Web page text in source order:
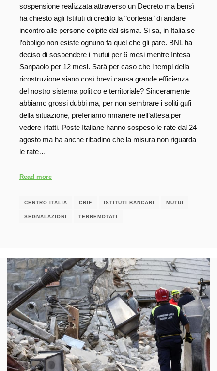
sospensione realizzata attraverso un Decreto ma bensì
ha chiesto agli Istituti di credito la “cortesia” di andare
incontro alle persone colpite dal sisma. Si sa, in Italia se
l’obbligo non esiste ognuno fa quel che gli pare. BNL ha
deciso di sospendere i mutui per 6 mesi mentre Intesa
Sanpaolo per 12 mesi. Sarà per caso che i tempi della
ricostruzione siano così brevi causa grande efficienza
del nostro sistema politico e territoriale? Sinceramente
abbiamo grossi dubbi ma, per non sembrare i soliti gufi
della situazione, preferiamo rimanere nell’attesa per
vedere i fatti. Poste Italiane hanno sospeso le rate dal 24
agosto ma ha anche ribadino che la misura non riguarda
le rate…
Read more
CENTRO ITALIA CRIF ISTITUTI BANCARI MUTUI
SEGNALAZIONI TERREMOTATI